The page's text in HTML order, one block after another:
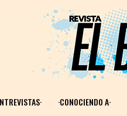
·CONOCIENDO A·